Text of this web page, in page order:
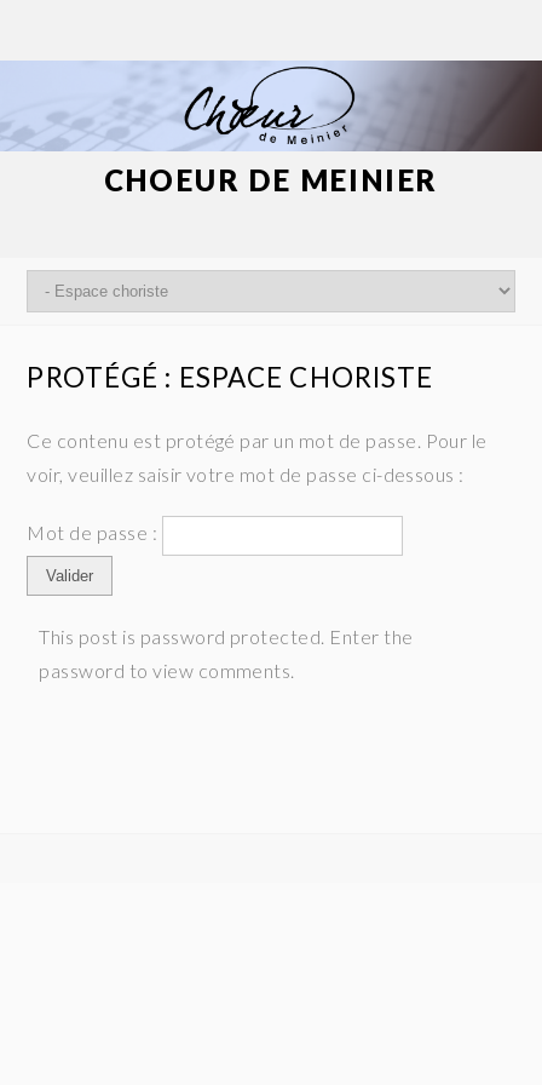
CHOEUR DE MEINIER
PROTÉGÉ : ESPACE CHORISTE
Ce contenu est protégé par un mot de passe. Pour le
voir, veuillez saisir votre mot de passe ci-dessous :
Mot de passe :
This post is password protected. Enter the
password to view comments.